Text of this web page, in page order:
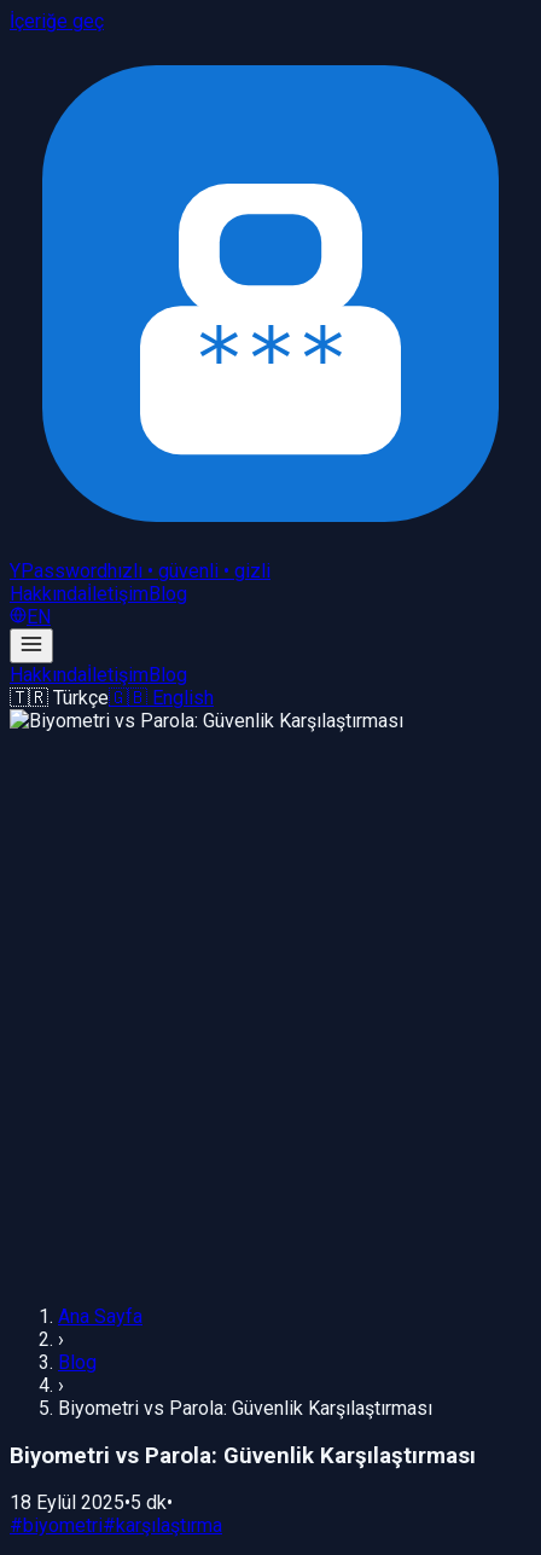
İçeriğe geç
YPasswordhızlı • güvenli • gizli
HakkındaİletişimBlog
EN
HakkındaİletişimBlog
🇹🇷 Türkçe🇬🇧 English
Ana Sayfa
›
Blog
›
Biyometri vs Parola: Güvenlik Karşılaştırması
Biyometri vs Parola: Güvenlik Karşılaştırması
18 Eylül 2025•5 dk•
#biyometri#karşılaştırma